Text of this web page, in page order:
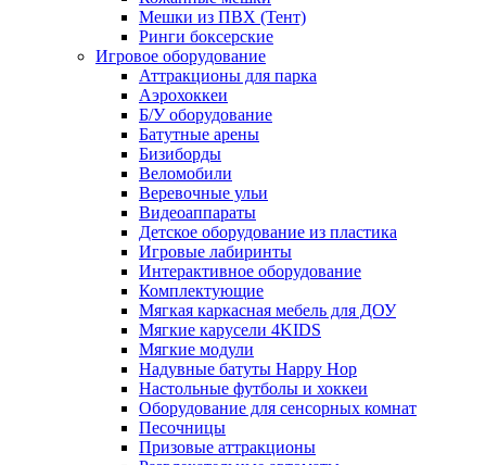
Мешки из ПВХ (Тент)
Ринги боксерские
Игровое оборудование
Аттракционы для парка
Аэрохоккеи
Б/У оборудование
Батутные арены
Бизиборды
Веломобили
Веревочные ульи
Видеоаппараты
Детское оборудование из пластика
Игровые лабиринты
Интерактивное оборудование
Комплектующие
Мягкая каркасная мебель для ДОУ
Мягкие карусели 4KIDS
Мягкие модули
Надувные батуты Happy Hop
Настольные футболы и хоккеи
Оборудование для сенсорных комнат
Песочницы
Призовые аттракционы